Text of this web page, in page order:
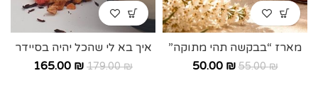
מארז “בבקשה תהי מתוקה”
55.00₪
50.00 ₪
איך בא לי שהכל יהיה בסיידר
179.00₪
165.00 ₪